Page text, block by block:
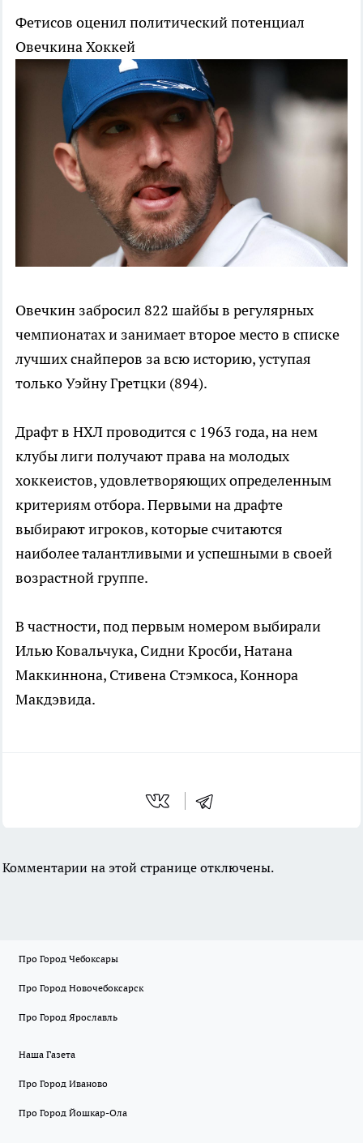
Фетисов оценил политический потенциал
ОвечкинаХоккей
Овечкин забросил 822 шайбы в регулярных
чемпионатах и занимает второе место в списке
лучших снайперов за всю историю, уступая
только Уэйну Гретцки (894).
Драфт в НХЛ проводится с 1963 года, на нем
клубы лиги получают права на молодых
хоккеистов, удовлетворяющих определенным
критериям отбора. Первыми на драфте
выбирают игроков, которые считаются
наиболее талантливыми и успешными в своей
возрастной группе.
В частности, под первым номером выбирали
Илью Ковальчука, Сидни Кросби, Натана
Маккиннона, Стивена Стэмкоса, Коннора
Макдэвида.
Комментарии на этой странице отключены.
Про Город Чебоксары
Про Город Новочебоксарск
Про Город Ярославль
Наша Газета
Про Город Иваново
Про Город Йошкар-Ола